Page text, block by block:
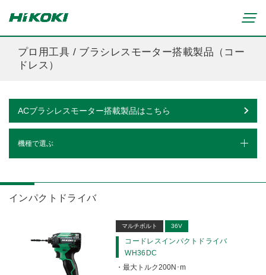
リチウムイオンコードレス製品
マルチボルト(36V)製品
研磨(コードレス)
ブロワ(コードレス)
切断・圧着(コードレス)
切削・ホゾ穴(コードレス)
釘打機・ねじ打機・タッカ(コードレス)
ブロワ
締付け・穴あけ・ハツリ用
切断・曲げ・圧着用
釘打機・エア工具用
修理からのお知らせ
修理終了機種のお知らせ
プロ用工具 / ブラシレスモーター搭載製品（コー
ドレス）
ACブラシレスモーター搭載製品はこちら
機種で選ぶ
静音インパクトドライバ
ボード用ドライバ
ドライバドリル
インパクトドライバ
マルチボルト 36V
コードレスインパクトドライバ
WH36DC
最大トルク200N･m